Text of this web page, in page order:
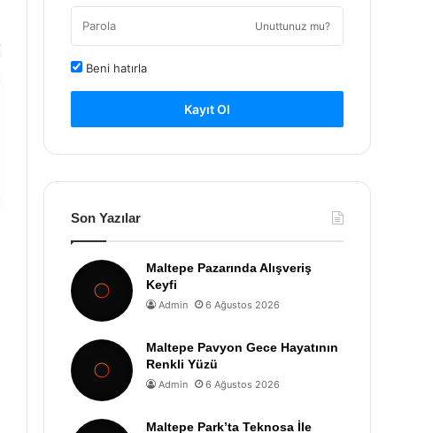
Unuttunuz mu?
Beni hatırla
Kayıt Ol
Son Yazılar
Maltepe Pazarında Alışveriş
Keyfi
Admin 6 Ağustos 2026
Maltepe Pavyon Gece Hayatının
Renkli Yüzü
Admin 6 Ağustos 2026
Maltepe Park’ta Teknosa İle